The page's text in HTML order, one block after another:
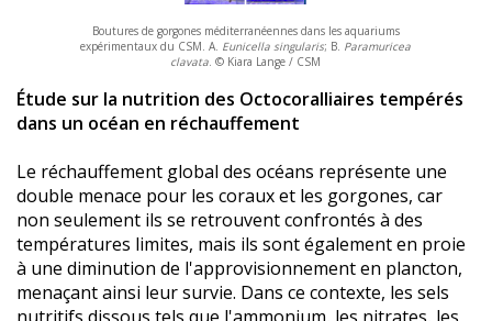
Boutures de gorgones méditerranéennes dans les aquariums
expérimentaux du CSM. A. Eunicella singularis; B. Paramuricea
clavata . © Kiara Lange / CSM
Étude sur la nutrition des Octocoralliaires tempérés
dans un océan en réchauffement
Le réchauffement global des océans représente une
double menace pour les coraux et les gorgones, car
non seulement ils se retrouvent confrontés à des
températures limites, mais ils sont également en proie
à une diminution de l'approvisionnement en plancton,
menaçant ainsi leur survie. Dans ce contexte, les sels